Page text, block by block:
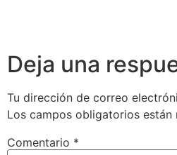
Deja una
Tu dirección de correo
Los campos obligatorios están
Comentario *